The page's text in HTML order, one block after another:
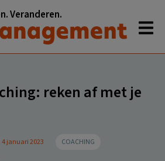
Veranderen.
reken af met je
4 januari 2023 COACHING